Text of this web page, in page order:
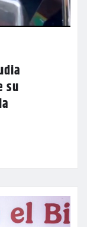
su